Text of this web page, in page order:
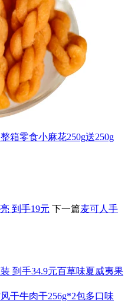
箱零食小麻花250g送250g
到手19元 下一篇麦可人手
百草味夏威夷果